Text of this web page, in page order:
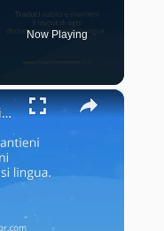
Now Playing
×
Doc Translator: Come si usa il traduttore di documenti?